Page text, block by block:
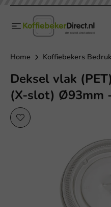
Home Koffiebekers
Deksel vlak
(X-slot) Ø93mm